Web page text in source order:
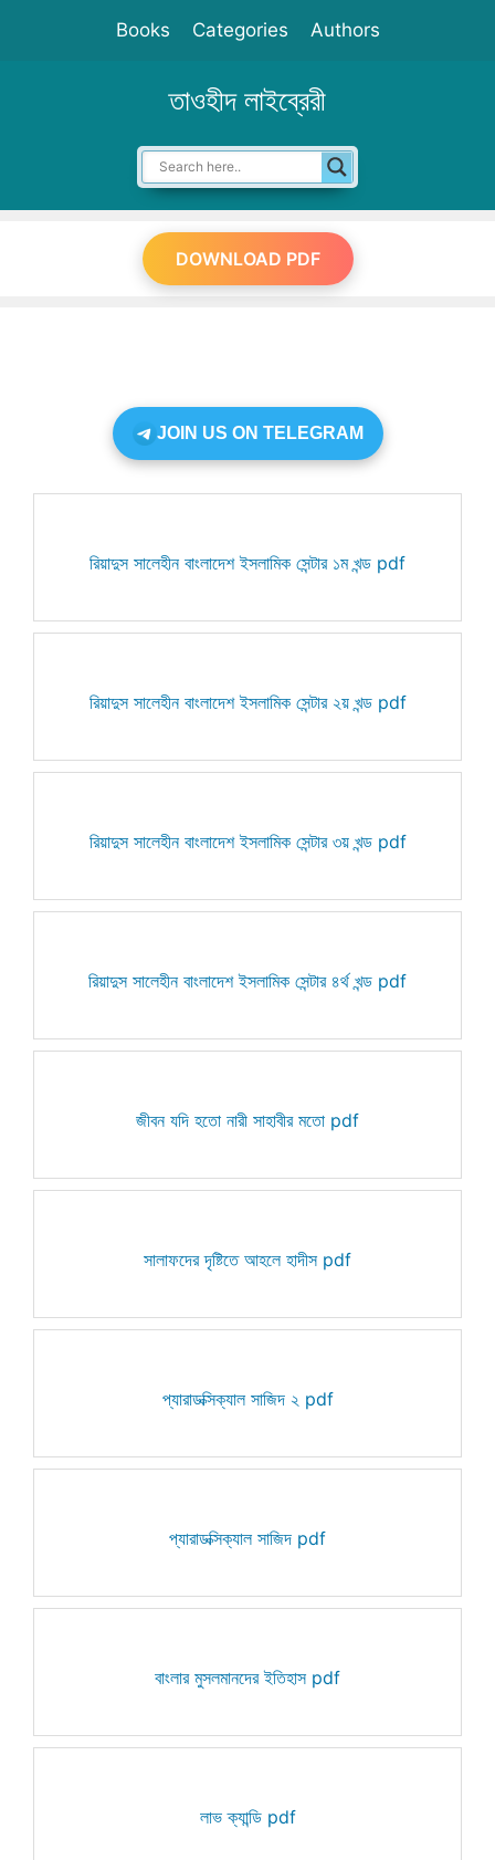
Books Categories Authors
তাওহীদ লাইব্রেরী
DOWNLOAD PDF
JOIN US ON TELEGRAM
রিয়াদুস সালেহীন বাংলাদেশ ইসলামিক সেন্টার ১ম খন্ড pdf
রিয়াদুস সালেহীন বাংলাদেশ ইসলামিক সেন্টার ২য় খন্ড pdf
রিয়াদুস সালেহীন বাংলাদেশ ইসলামিক সেন্টার ৩য় খন্ড pdf
রিয়াদুস সালেহীন বাংলাদেশ ইসলামিক সেন্টার ৪র্থ খন্ড pdf
জীবন যদি হতো নারী সাহাবীর মতো pdf
সালাফদের দৃষ্টিতে আহলে হাদীস pdf
প্যারাডক্সিক্যাল সাজিদ ২ pdf
প্যারাডক্সিক্যাল সাজিদ pdf
বাংলার মুসলমানদের ইতিহাস pdf
লাভ ক্যান্ডি pdf